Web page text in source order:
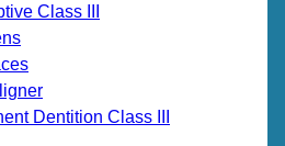
Class III
Dentition Class III